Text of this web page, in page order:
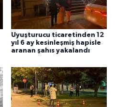
Uyuşturucu ticaretinden 12
yıl 6 ay kesinleşmiş hapisle
aranan şahıs yakalandı